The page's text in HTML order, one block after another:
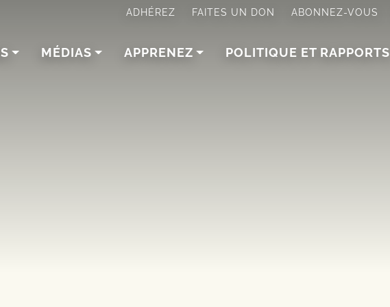
ADHÉREZ FAITES UN DON ABONNEZ-VOUS
MÉDIAS APPRENEZ POLITIQUE ET RAPPORTS